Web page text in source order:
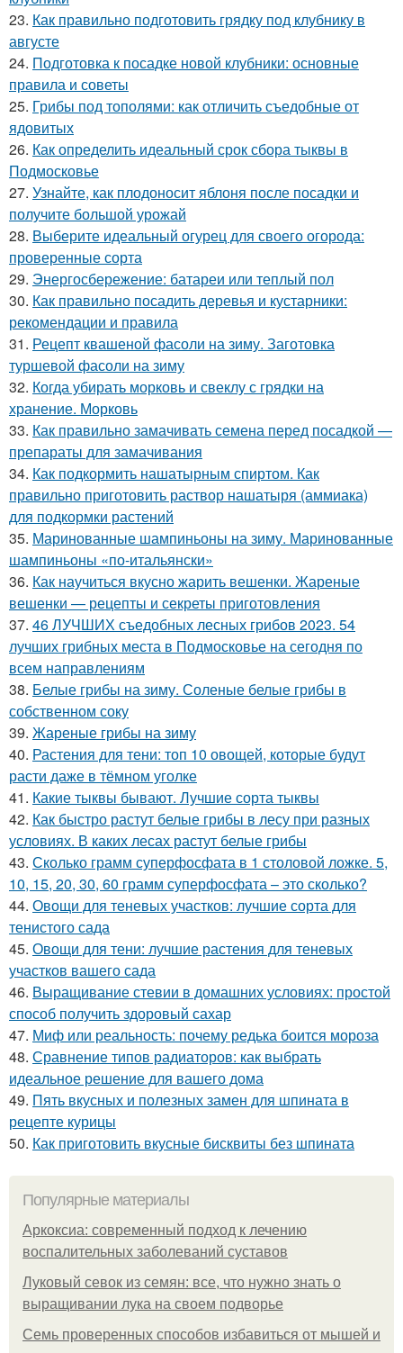
23. Как правильно подготовить грядку под клубнику в
августе
24. Подготовка к посадке новой клубники: основные
правила и советы
25. Грибы под тополями: как отличить съедобные от
ядовитых
26. Как определить идеальный срок сбора тыквы в
Подмосковье
27. Узнайте, как плодоносит яблоня после посадки и
получите большой урожай
28. Выберите идеальный огурец для своего огорода:
проверенные сорта
29. Энергосбережение: батареи или теплый пол
30. Как правильно посадить деревья и кустарники:
рекомендации и правила
31. Рецепт квашеной фасоли на зиму. Заготовка
туршевой фасоли на зиму
32. Когда убирать морковь и свеклу с грядки на
хранение. Морковь
33. Как правильно замачивать семена перед посадкой —
препараты для замачивания
34. Как подкормить нашатырным спиртом. Как
правильно приготовить раствор нашатыря (аммиака)
для подкормки растений
35. Маринованные шампиньоны на зиму. Маринованные
шампиньоны «по-итальянски»
36. Как научиться вкусно жарить вешенки. Жареные
вешенки — рецепты и секреты приготовления
37. 46 ЛУЧШИХ съедобных лесных грибов 2023. 54
лучших грибных места в Подмосковье на сегодня по
всем направлениям
38. Белые грибы на зиму. Соленые белые грибы в
собственном соку
39. Жареные грибы на зиму
40. Растения для тени: топ 10 овощей, которые будут
расти даже в тёмном уголке
41. Какие тыквы бывают. Лучшие сорта тыквы
42. Как быстро растут белые грибы в лесу при разных
условиях. В каких лесах растут белые грибы
43. Сколько грамм суперфосфата в 1 столовой ложке. 5,
10, 15, 20, 30, 60 грамм суперфосфата – это сколько?
44. Овощи для теневых участков: лучшие сорта для
тенистого сада
45. Овощи для тени: лучшие растения для теневых
участков вашего сада
46. Выращивание стевии в домашних условиях: простой
способ получить здоровый сахар
47. Миф или реальность: почему редька боится мороза
48. Сравнение типов радиаторов: как выбрать
идеальное решение для вашего дома
49. Пять вкусных и полезных замен для шпината в
рецепте курицы
50. Как приготовить вкусные бисквиты без шпината
Популярные материалы
Аркоксиа: современный подход к лечению
воспалительных заболеваний суставов
Луковый севок из семян: все, что нужно знать о
выращивании лука на своем подворье
Семь проверенных способов избавиться от мышей и